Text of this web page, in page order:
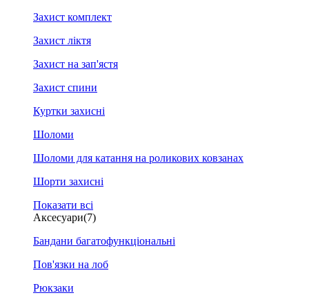
Захист комплект
Захист ліктя
Захист на зап'ястя
Захист спини
Куртки захисні
Шоломи
Шоломи для катання на роликових ковзанах
Шорти захисні
Показати всі
Аксесуари(7)
Бандани багатофункціональні
Пов'язки на лоб
Рюкзаки